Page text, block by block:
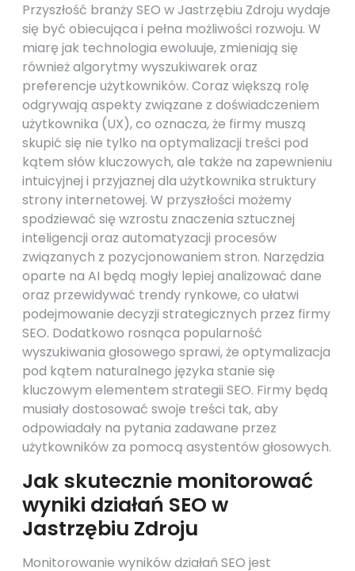
Przyszłość branży SEO w Jastrzębiu Zdroju wydaje
się być obiecująca i pełna możliwości rozwoju. W
miarę jak technologia ewoluuje, zmieniają się
również algorytmy wyszukiwarek oraz
preferencje użytkowników. Coraz większą rolę
odgrywają aspekty związane z doświadczeniem
użytkownika (UX), co oznacza, że firmy muszą
skupić się nie tylko na optymalizacji treści pod
kątem słów kluczowych, ale także na zapewnieniu
intuicyjnej i przyjaznej dla użytkownika struktury
strony internetowej. W przyszłości możemy
spodziewać się wzrostu znaczenia sztucznej
inteligencji oraz automatyzacji procesów
związanych z pozycjonowaniem stron. Narzędzia
oparte na AI będą mogły lepiej analizować dane
oraz przewidywać trendy rynkowe, co ułatwi
podejmowanie decyzji strategicznych przez firmy
SEO. Dodatkowo rosnąca popularność
wyszukiwania głosowego sprawi, że optymalizacja
pod kątem naturalnego języka stanie się
kluczowym elementem strategii SEO. Firmy będą
musiały dostosować swoje treści tak, aby
odpowiadały na pytania zadawane przez
użytkowników za pomocą asystentów głosowych.
Jak skutecznie monitorować
wyniki działań SEO w
Jastrzębiu Zdroju
Monitorowanie wyników działań SEO jest